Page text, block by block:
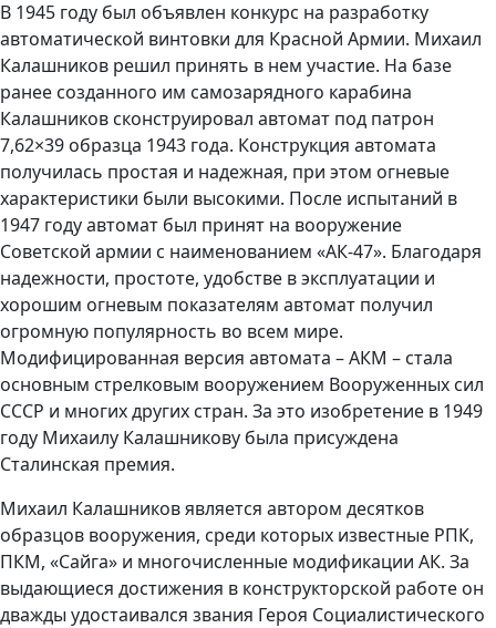
В 1945 году был объявлен конкурс на разработку
автоматической винтовки для Красной Армии. Михаил
Калашников решил принять в нем участие. На базе
ранее созданного им самозарядного карабина
Калашников сконструировал автомат под патрон
7,62×39 образца 1943 года. Конструкция автомата
получилась простая и надежная, при этом огневые
характеристики были высокими. После испытаний в
1947 году автомат был принят на вооружение
Советской армии с наименованием «АК-47». Благодаря
надежности, простоте, удобстве в эксплуатации и
хорошим огневым показателям автомат получил
огромную популярность во всем мире.
Модифицированная версия автомата – АКМ – стала
основным стрелковым вооружением Вооруженных сил
СССР и многих других стран. За это изобретение в 1949
году Михаилу Калашникову была присуждена
Сталинская премия.
Михаил Калашников является автором десятков
образцов вооружения, среди которых известные РПК,
ПКМ, «Сайга» и многочисленные модификации АК. За
выдающиеся достижения в конструкторской работе он
дважды удостаивался звания Героя Социалистического